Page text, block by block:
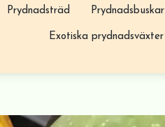
Prydnadsträd Prydnadsbuskar
Exotiska prydnadsväxter